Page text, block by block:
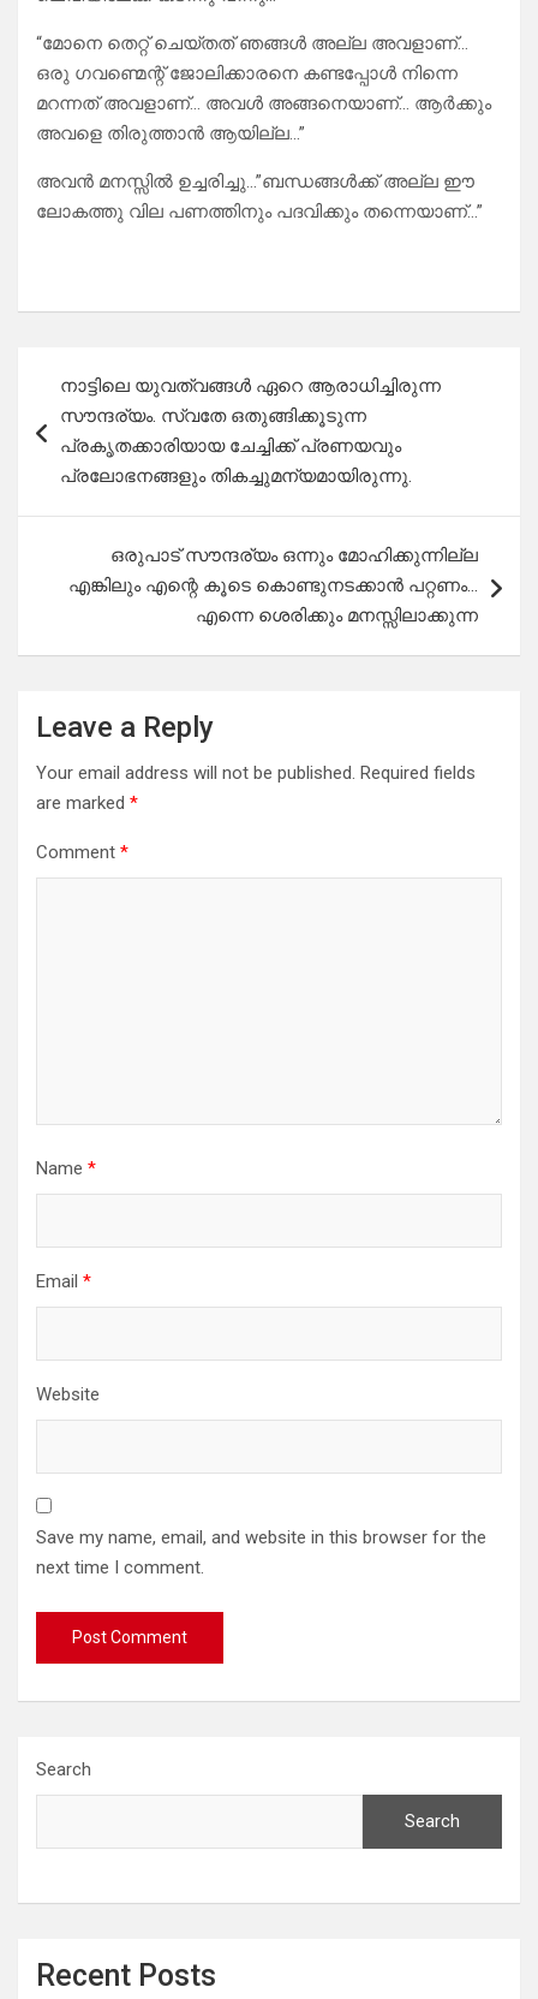
“മോനെ തെറ്റ് ചെയ്തത് ഞങ്ങൾ അല്ല അവളാണ്…
ഒരു ഗവണ്മെന്റ് ജോലിക്കാരനെ കണ്ടപ്പോൾ നിന്നെ
മറന്നത് അവളാണ്… അവൾ അങ്ങനെയാണ്… ആർക്കും
അവളെ തിരുത്താൻ ആയില്ല…”
അവൻ മനസ്സിൽ ഉച്ചരിച്ചു…”ബന്ധങ്ങൾക്ക് അല്ല ഈ
ലോകത്തു വില പണത്തിനും പദവിക്കും തന്നെയാണ്…”
navigation
നാട്ടിലെ യുവത്വങ്ങൾ ഏറെ ആരാധിച്ചിരുന്ന
സൗന്ദര്യം. സ്വതേ ഒതുങ്ങിക്കൂടുന്ന
പ്രകൃതക്കാരിയായ ചേച്ചിക്ക് പ്രണയവും
പ്രലോഭനങ്ങളും തികച്ചുമന്യമായിരുന്നു.
ഒരുപാട് സൗന്ദര്യം ഒന്നും മോഹിക്കുന്നില്ല
എങ്കിലും എന്റെ കൂടെ കൊണ്ടുനടക്കാൻ പറ്റണം…
എന്നെ ശെരിക്കും മനസ്സിലാക്കുന്ന
Leave a Reply
Your email address will not be published. Required fields
are marked *
Comment *
Name *
Email *
Website
Save my name, email, and website in this browser for the
next time I comment.
Search
Search
Recent Posts